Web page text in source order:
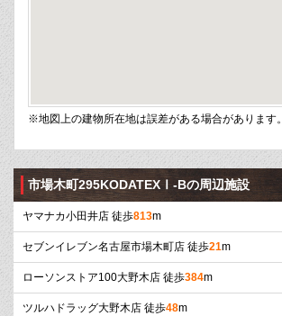
※地図上の建物所在地は誤差がある場合があります。
市場木町295KODATEXⅠ-Bの周辺施設
ヤマナカ小田井店 徒歩813m
セブンイレブン名古屋市場木町店 徒歩21m
ローソンストア100大野木店 徒歩384m
ツルハドラッグ大野木店 徒歩48m